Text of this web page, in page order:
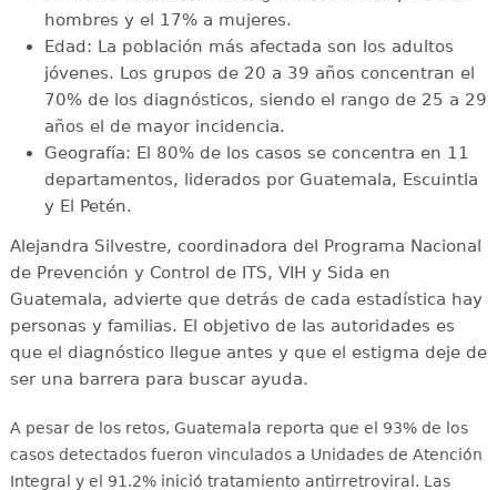
hombres y el 17% a mujeres.
Edad: La población más afectada son los adultos
jóvenes. Los grupos de 20 a 39 años concentran el
70% de los diagnósticos, siendo el rango de 25 a 29
años el de mayor incidencia.
Geografía: El 80% de los casos se concentra en 11
departamentos, liderados por Guatemala, Escuintla
y El Petén.
Alejandra Silvestre, coordinadora del Programa Nacional
de Prevención y Control de ITS, VIH y Sida en
Guatemala, advierte que detrás de cada estadística hay
personas y familias. El objetivo de las autoridades es
que el diagnóstico llegue antes y que el estigma deje de
ser una barrera para buscar ayuda.
A pesar de los retos, Guatemala reporta que el 93% de los
casos detectados fueron vinculados a Unidades de Atención
Integral y el 91.2% inició tratamiento antirretroviral . Las